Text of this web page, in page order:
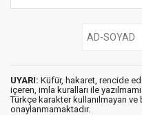
UYARI: Küfür, hakaret, rencide
içeren, imla kuralları ile
Türkçe karakter kullanılmayan
onaylanmamaktadır.